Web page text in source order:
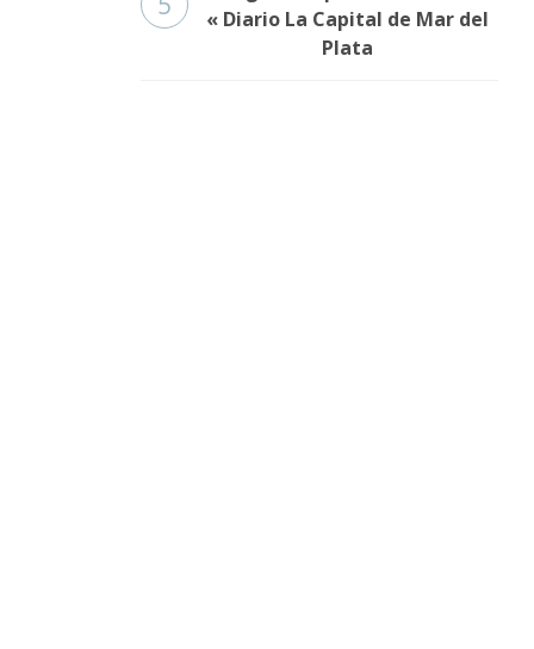
« Diario La Capital de Mar del
Plata